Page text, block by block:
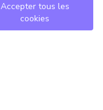
Accepter tous les
cookies